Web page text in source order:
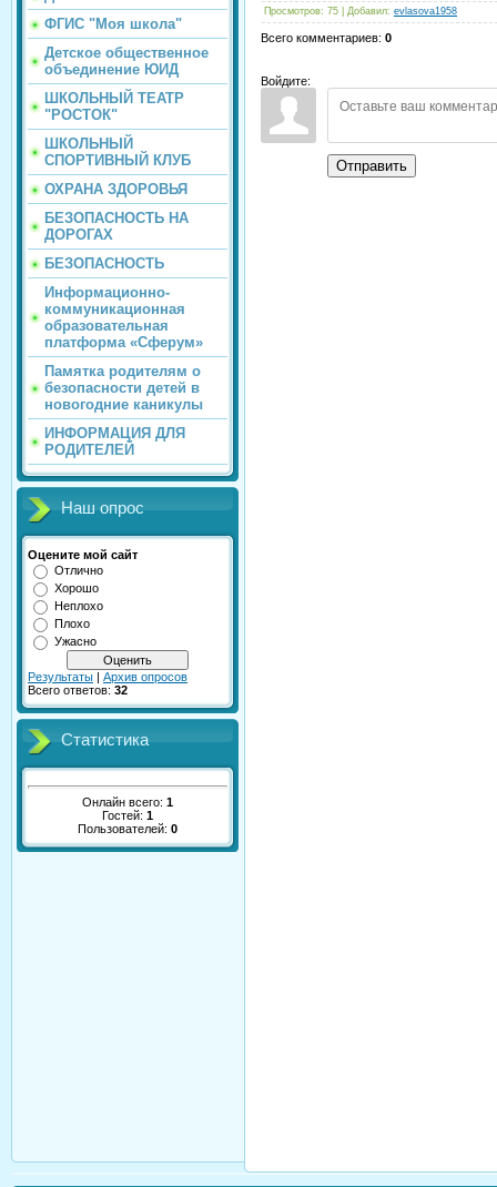
ФГИС "Моя школа"
Детское общественное
объединение ЮИД
ШКОЛЬНЫЙ ТЕАТР
"РОСТОК"
ШКОЛЬНЫЙ
СПОРТИВНЫЙ КЛУБ
ОХРАНА ЗДОРОВЬЯ
БЕЗОПАСНОСТЬ НА
ДОРОГАХ
БЕЗОПАСНОСТЬ
Информационно-
коммуникационная
образовательная
платформа «Сферум»
Памятка родителям о
безопасности детей в
новогодние каникулы
ИНФОРМАЦИЯ ДЛЯ
РОДИТЕЛЕЙ
Наш опрос
Оцените мой сайт
Отлично
Хорошо
Неплохо
Плохо
Ужасно
Результаты | Архив опросов
Всего ответов: 32
Статистика
Онлайн всего: 1
Гостей: 1
Пользователей: 0
Просмотров: 75 Добавил: evlasova1958
Всего комментариев: 0
Войдите:
Отправить